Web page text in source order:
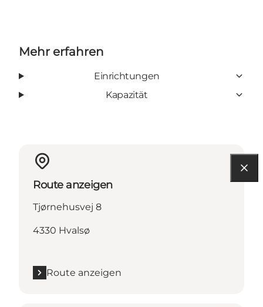
Mehr erfahren
Einrichtungen
Kapazität
Route anzeigen
Tjørnehusvej 8
4330 Hvalsø
Route anzeigen